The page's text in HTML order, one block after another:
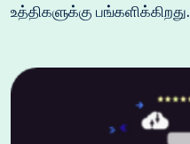
உத்திகளுக்கு பங்களிக்கிறது.